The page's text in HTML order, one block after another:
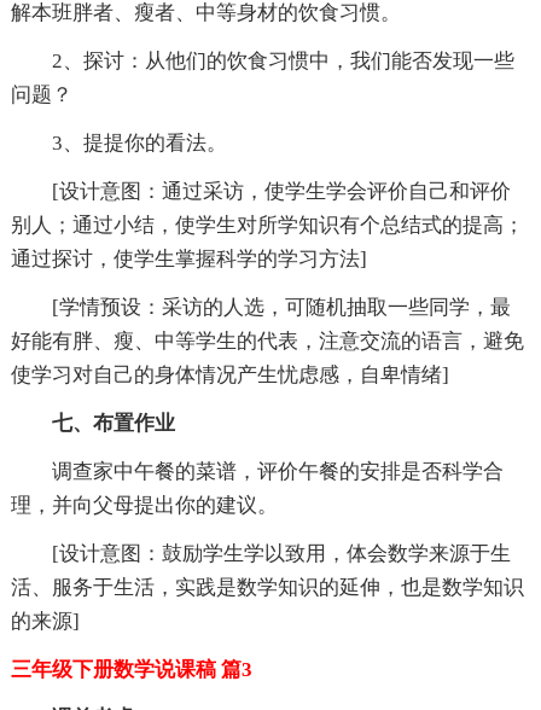
解本班胖者、瘦者、中等身材的饮食习惯。
2、探讨：从他们的饮食习惯中，我们能否发现一些
问题？
3、提提你的看法。
[设计意图：通过采访，使学生学会评价自己和评价
别人；通过小结，使学生对所学知识有个总结式的提高；
通过探讨，使学生掌握科学的学习方法]
[学情预设：采访的人选，可随机抽取一些同学，最
好能有胖、瘦、中等学生的代表，注意交流的语言，避免
使学习对自己的身体情况产生忧虑感，自卑情绪]
七、布置作业
调查家中午餐的菜谱，评价午餐的安排是否科学合
理，并向父母提出你的建议。
[设计意图：鼓励学生学以致用，体会数学来源于生
活、服务于生活，实践是数学知识的延伸，也是数学知识
的来源]
三年级下册数学说课稿 篇3